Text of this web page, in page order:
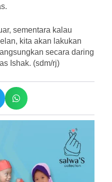
sementara kalau
kita akan lakukan
secara daring
Ishak. (sdm/rj)